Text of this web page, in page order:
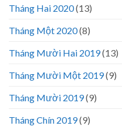
Tháng Hai 2020(13)
Tháng Một 2020(8)
Tháng Mười Hai 2019(13)
Tháng Mười Một 2019(9)
Tháng Mười 2019(9)
Tháng Chín 2019(9)